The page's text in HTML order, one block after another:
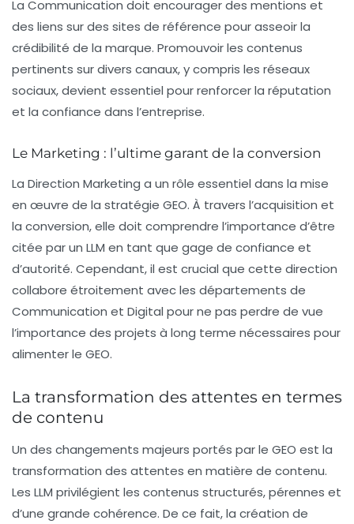
La Communication doit encourager des mentions et
des liens sur des sites de référence pour asseoir la
crédibilité de la marque. Promouvoir les contenus
pertinents sur divers canaux, y compris les réseaux
sociaux, devient essentiel pour renforcer la réputation
et la confiance dans l’entreprise.
Le Marketing : l’ultime garant de la conversion
La Direction Marketing a un rôle essentiel dans la mise
en œuvre de la stratégie GEO. À travers l’acquisition et
la conversion, elle doit comprendre l’importance d’être
citée par un LLM en tant que gage de confiance et
d’autorité. Cependant, il est crucial que cette direction
collabore étroitement avec les départements de
Communication et Digital pour ne pas perdre de vue
l’importance des projets à long terme nécessaires pour
alimenter le GEO.
La transformation des attentes en termes
de contenu
Un des changements majeurs portés par le GEO est la
transformation des attentes en matière de contenu.
Les LLM privilégient les contenus structurés, pérennes et
d’une grande cohérence. De ce fait, la création de